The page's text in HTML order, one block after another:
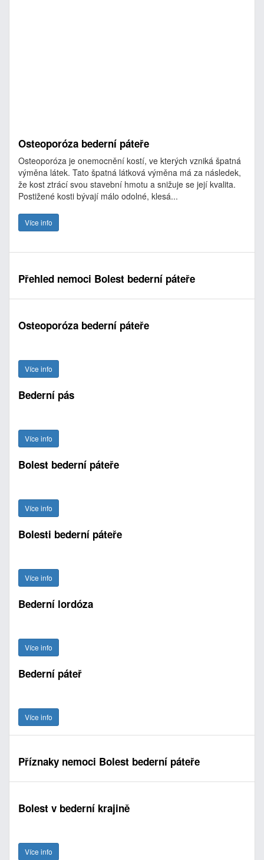
Osteoporóza bederní páteře
Osteoporóza je onemocnění kostí, ve kterých vzniká špatná
výměna látek. Tato špatná látková výměna má za následek,
že kost ztrácí svou stavební hmotu a snižuje se její kvalita.
Postižené kosti bývají málo odolné, klesá...
Více info
Přehled nemoci Bolest bederní páteře
Osteoporóza bederní páteře
Více info
Bederní pás
Více info
Bolest bederní páteře
Více info
Bolesti bederní páteře
Více info
Bederní lordóza
Více info
Bederní páteř
Více info
Příznaky nemoci Bolest bederní páteře
Bolest v bederní krajině
Více info